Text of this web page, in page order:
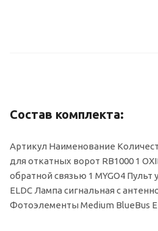
Состав комплекта:
Артикул Наименование
для откатных ворот RB1000 1
обратной связью 1 MYGO4 Пульт
ELDC Лампа сигнальная с
Фотоэлементы Medium BlueBus